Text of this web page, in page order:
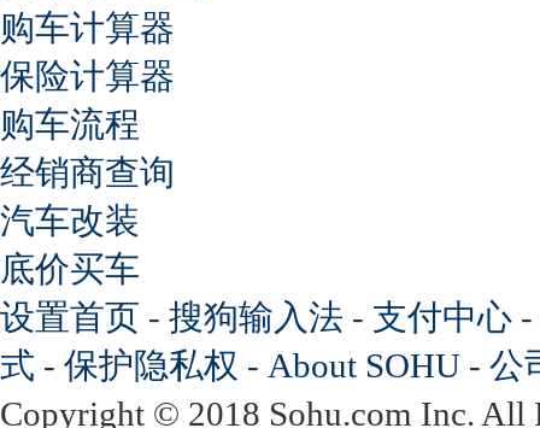
购车计算器
保险计算器
购车流程
经销商查询
汽车改装
底价买车
设置首页 - 搜狗输入法 - 支付中心 -
式 - 保护隐私权 - About SOHU - 公
Copyright © 2018 Sohu.com Inc.